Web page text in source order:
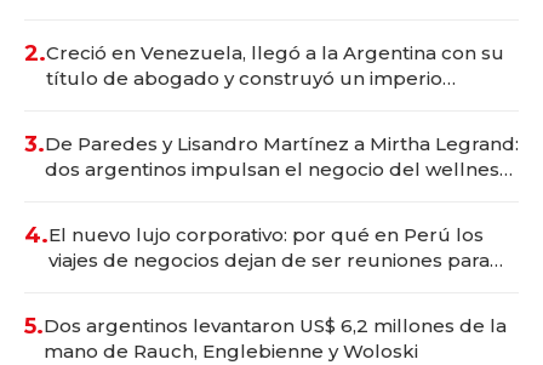
2.Creció en Venezuela, llegó a la Argentina con su
título de abogado y construyó un imperio
3.De Paredes y Lisandro Martínez a Mirtha Legrand:
dos argentinos impulsan el negocio del wellness
4.El nuevo lujo corporativo: por qué en Perú los
viajes de negocios dejan de ser reuniones para
5.Dos argentinos levantaron US$ 6,2 millones de la
mano de Rauch, Englebienne y Woloski